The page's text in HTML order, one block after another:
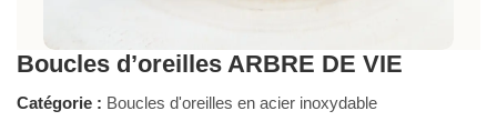
Boucles d’oreilles ARBRE DE VIE
Catégorie : Boucles d'oreilles en acier inoxydable